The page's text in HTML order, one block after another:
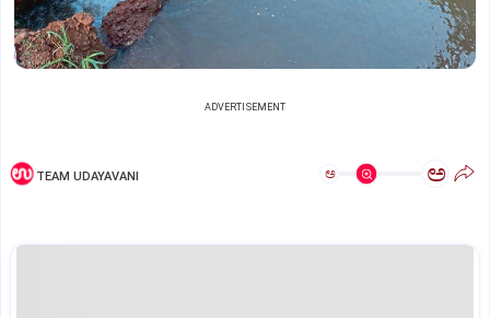
ADVERTISEMENT
TEAM UDAYAVANI ಅ ಅ